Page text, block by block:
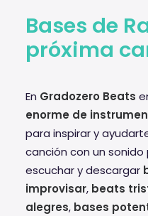
Bases de
próxima
En Gradozero Beats
enorme de
para inspirar y
canción con un sonido
escuchar y descargar
improvisar, beats
alegres, bases